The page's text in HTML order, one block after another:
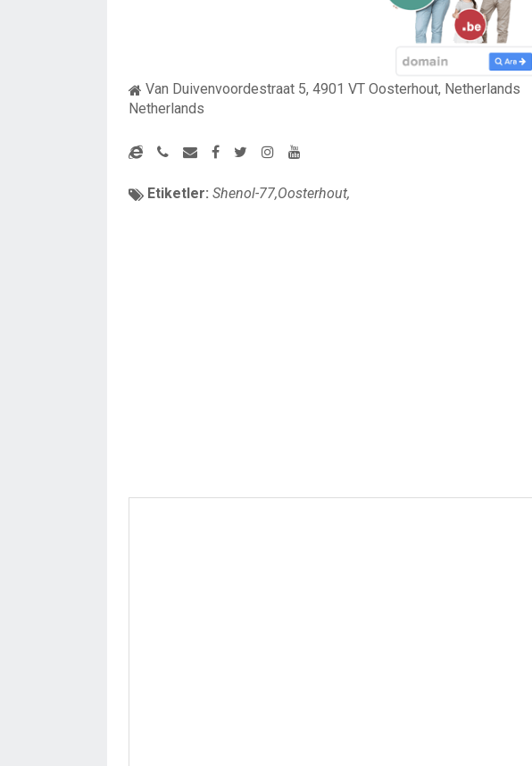
Van Duivenvoordestraat 5, 4901 VT Oosterhout, Netherlands
Netherlands
Etiketler: Shenol-77,Oosterhout,